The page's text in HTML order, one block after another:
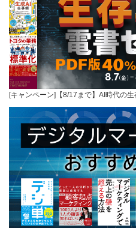
[キャンペーン]【8/17まで】AI時代の